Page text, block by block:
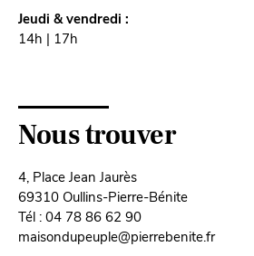
Jeudi & vendredi :
14h | 17h
Nous trouver
4, Place Jean Jaurès
69310 Oullins-Pierre-Bénite
Tél : 04 78 86 62 90
maisondupeuple@pierrebenite.fr